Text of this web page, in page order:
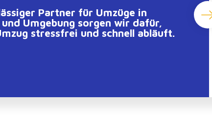
Partner für Umzüge in
Umgebung sorgen wir dafür,
stressfrei und schnell abläuft.